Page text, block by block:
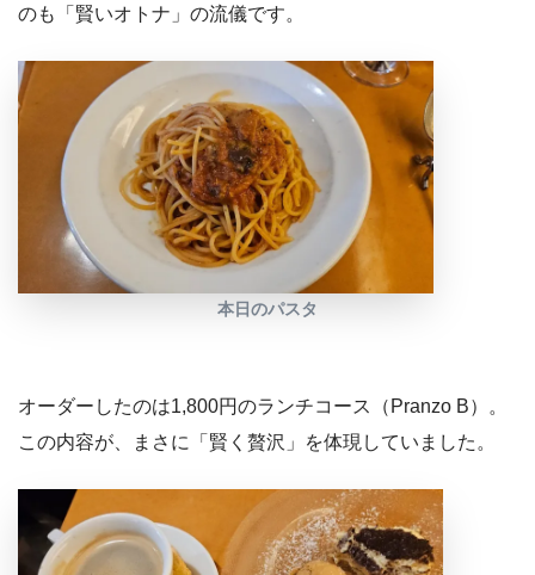
のも「賢いオトナ」の流儀です。
本日のパスタ
オーダーしたのは1,800円のランチコース（Pranzo B）。
この内容が、まさに「賢く贅沢」を体現していました。